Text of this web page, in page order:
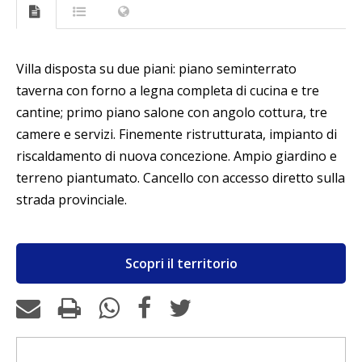
Villa disposta su due piani: piano seminterrato
taverna con forno a legna completa di cucina e tre
cantine; primo piano salone con angolo cottura, tre
camere e servizi. Finemente ristrutturata, impianto di
riscaldamento di nuova concezione. Ampio giardino e
terreno piantumato. Cancello con accesso diretto sulla
strada provinciale.
Scopri il territorio